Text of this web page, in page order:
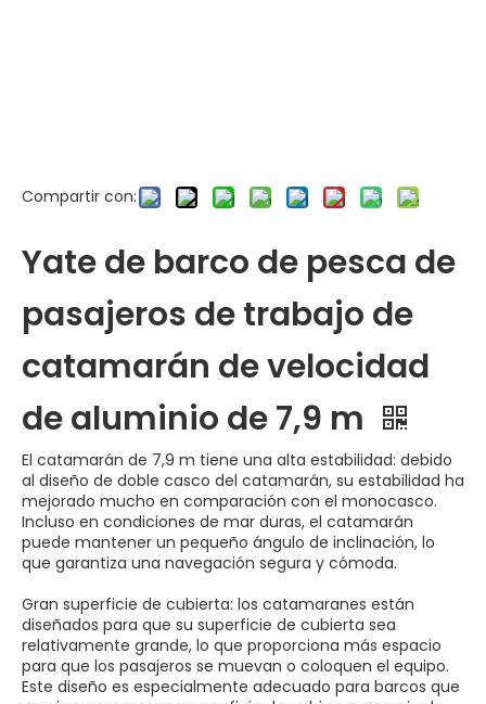
Compartir con:
Yate de barco de pesca de
pasajeros de trabajo de
catamarán de velocidad
de aluminio de 7,9 m
El catamarán de 7,9 m tiene una alta estabilidad: debido
al diseño de doble casco del catamarán, su estabilidad ha
mejorado mucho en comparación con el monocasco.
Incluso en condiciones de mar duras, el catamarán
puede mantener un pequeño ángulo de inclinación, lo
que garantiza una navegación segura y cómoda.
Gran superficie de cubierta: los catamaranes están
diseñados para que su superficie de cubierta sea
relativamente grande, lo que proporciona más espacio
para que los pasajeros se muevan o coloquen el equipo.
Este diseño es especialmente adecuado para barcos que